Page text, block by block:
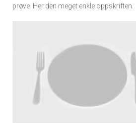
prøve. Her den meget enkle oppskriften.